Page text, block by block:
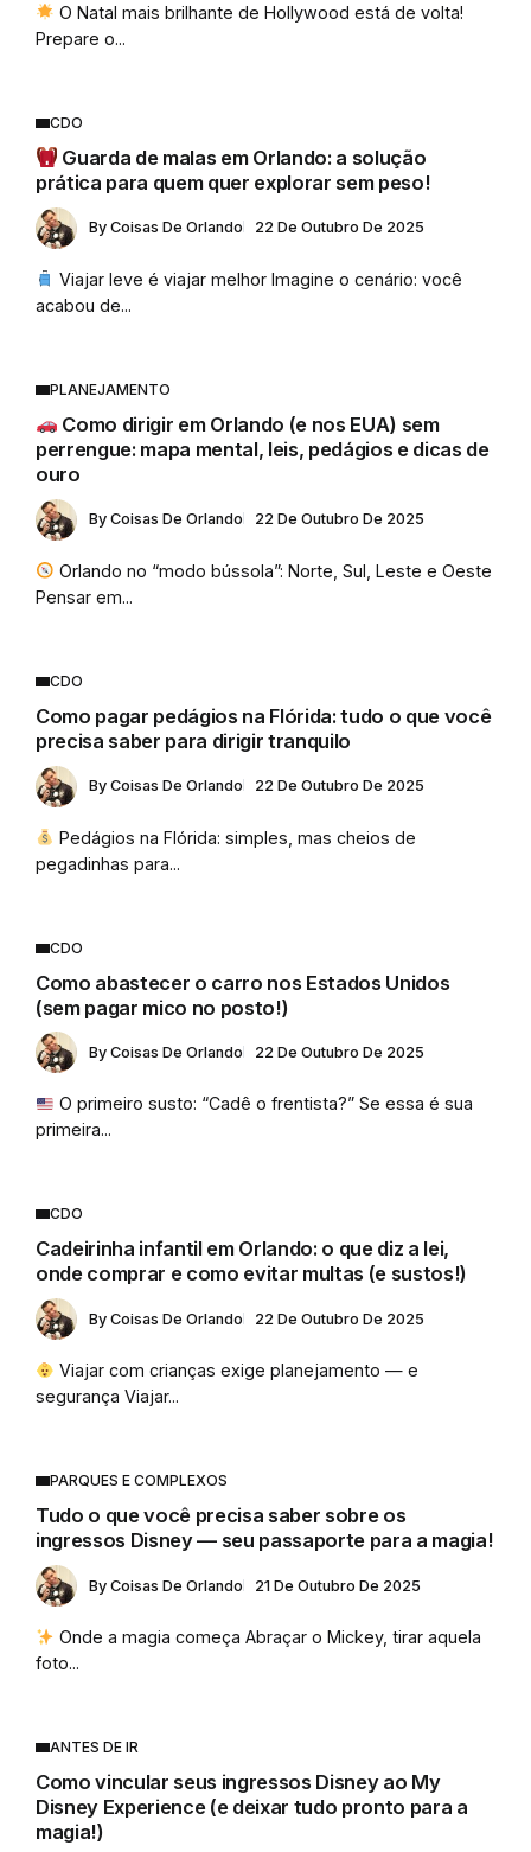
O Natal mais brilhante de Hollywood está de volta!
Prepare o...
CDO
Guarda de malas em Orlando: a solução
prática para quem quer explorar sem peso!
By Coisas De Orlando 22 De Outubro De 2025
Viajar leve é viajar melhor Imagine o cenário: você
acabou de...
PLANEJAMENTO
Como dirigir em Orlando (e nos EUA) sem
perrengue: mapa mental, leis, pedágios e dicas de
ouro
By Coisas De Orlando 22 De Outubro De 2025
Orlando no “modo bússola”: Norte, Sul, Leste e Oeste
Pensar em...
CDO
Como pagar pedágios na Flórida: tudo o que você
precisa saber para dirigir tranquilo
By Coisas De Orlando 22 De Outubro De 2025
Pedágios na Flórida: simples, mas cheios de
pegadinhas para...
CDO
Como abastecer o carro nos Estados Unidos
(sem pagar mico no posto!)
By Coisas De Orlando 22 De Outubro De 2025
O primeiro susto: “Cadê o frentista?” Se essa é sua
primeira...
CDO
Cadeirinha infantil em Orlando: o que diz a lei,
onde comprar e como evitar multas (e sustos!)
By Coisas De Orlando 22 De Outubro De 2025
Viajar com crianças exige planejamento — e
segurança Viajar...
PARQUES E COMPLEXOS
Tudo o que você precisa saber sobre os
ingressos Disney — seu passaporte para a magia!
By Coisas De Orlando 21 De Outubro De 2025
Onde a magia começa Abraçar o Mickey, tirar aquela
foto...
ANTES DE IR
Como vincular seus ingressos Disney ao My
Disney Experience (e deixar tudo pronto para a
magia!)